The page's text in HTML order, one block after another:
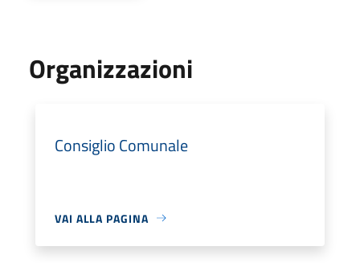
Organizzazioni
Consiglio Comunale
VAI ALLA PAGINA